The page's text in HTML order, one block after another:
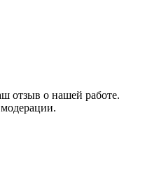
отзыв о нашей работе.